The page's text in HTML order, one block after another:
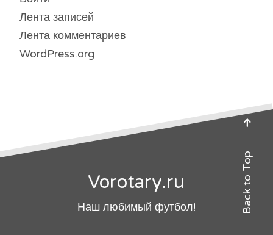
Лента записей
Лента комментариев
WordPress.org
Vorotary.ru
Наш любимый футбол! Back to Top